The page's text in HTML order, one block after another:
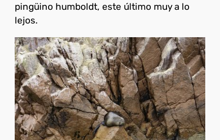
pingüino humboldt, este último muy a lo
lejos.